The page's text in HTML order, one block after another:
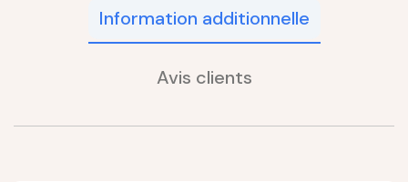
Information additionnelle
Avis clients